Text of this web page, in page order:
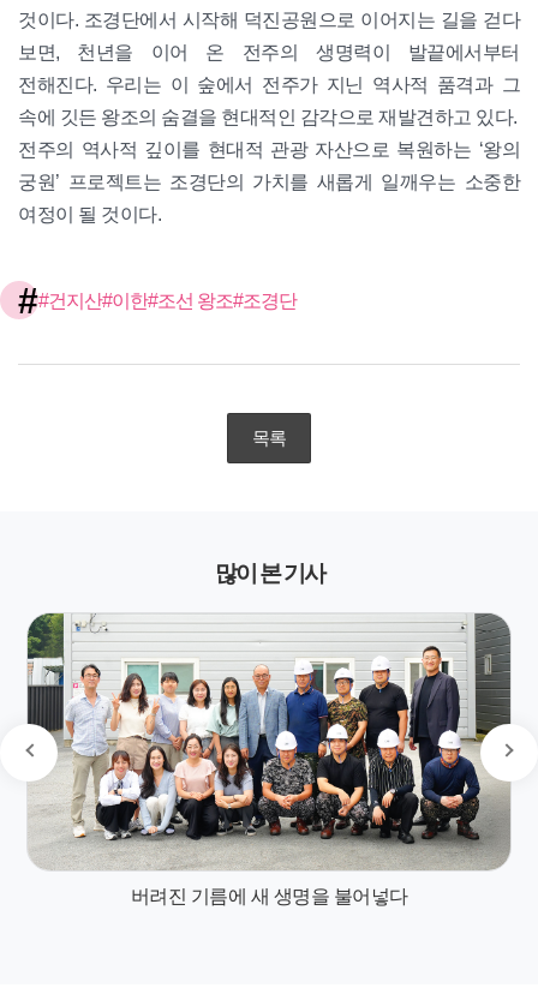
것이다. 조경단에서 시작해 덕진공원으로 이어지는 길을 걷다
보면, 천년을 이어 온 전주의 생명력이 발끝에서부터
전해진다. 우리는 이 숲에서 전주가 지닌 역사적 품격과 그
속에 깃든 왕조의 숨결을 현대적인 감각으로 재발견하고 있다.
전주의 역사적 깊이를 현대적 관광 자산으로 복원하는 ‘왕의
궁원’ 프로젝트는 조경단의 가치를 새롭게 일깨우는 소중한
여정이 될 것이다.
##건지산#이한#조선 왕조#조경단
목록
많이 본 기사
버려진 기름에 새 생명을 불어넣다